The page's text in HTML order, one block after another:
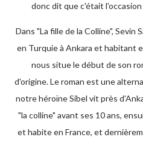
donc dit que c'était
Dans "La fille de la Colline",
en Turquie à Ankara et habitant
nous situe le début de son
d'origine. Le roman est une
notre héroïne Sibel vit près
"la colline" avant ses 10 ans,
et habite en France, et